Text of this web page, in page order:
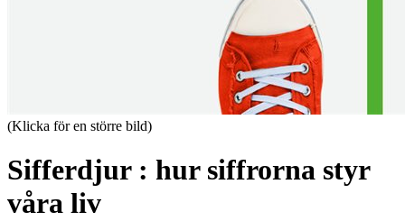
(Klicka för en större bild)
Sifferdjur : hur siffrorna styr
våra liv